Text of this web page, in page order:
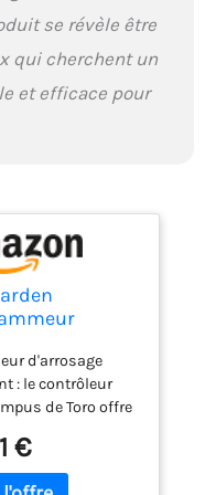
se révèle être
qui cherchent un
et efficace pour
4 Saisons
220V –
d'arrosage
|
Série
d'arrosage
: le contrôleur
de Toro offre
d'eau et la
flexible,
€